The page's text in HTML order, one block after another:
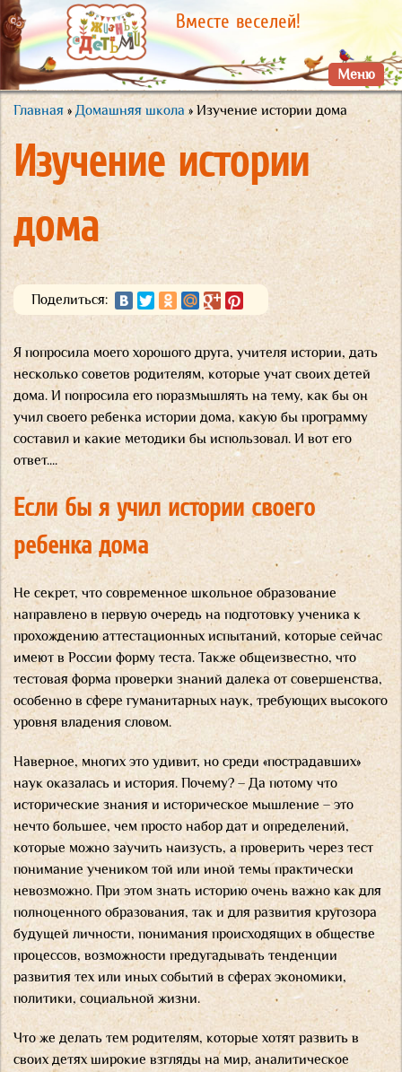
Перейти к
основному
содержанию
Вместе веселей!
Меню
Вы здесь
Главная » Домашняя школа » Изучение истории дома
Изучение истории
дома
Поделиться:
Я попросила моего хорошого друга, учителя истории, дать
несколько советов родителям, которые учат своих детей
дома. И попросила его поразмышлять на тему, как бы он
учил своего ребенка истории дома, какую бы программу
составил и какие методики бы использовал. И вот его
ответ....
Если бы я учил истории своего
ребенка дома
Не секрет, что современное школьное образование
направлено в первую очередь на подготовку ученика к
прохождению аттестационных испытаний, которые сейчас
имеют в России форму теста. Также общеизвестно, что
тестовая форма проверки знаний далека от совершенства,
особенно в сфере гуманитарных наук, требующих высокого
уровня владения словом.
Наверное, многих это удивит, но среди «пострадавших»
наук оказалась и история. Почему? – Да потому что
исторические знания и историческое мышление – это
нечто большее, чем просто набор дат и определений,
которые можно заучить наизусть, а проверить через тест
понимание учеником той или иной темы практически
невозможно. При этом знать историю очень важно как для
полноценного образования, так и для развития кругозора
будущей личности, понимания происходящих в обществе
процессов, возможности предугадывать тенденции
развития тех или иных событий в сферах экономики,
политики, социальной жизни.
Что же делать тем родителям, которые хотят развить в
своих детях широкие взгляды на мир, аналитическое